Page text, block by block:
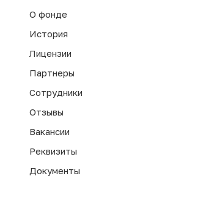
О фонде
История
Лицензии
Партнеры
Сотрудники
Отзывы
Вакансии
Реквизиты
Документы